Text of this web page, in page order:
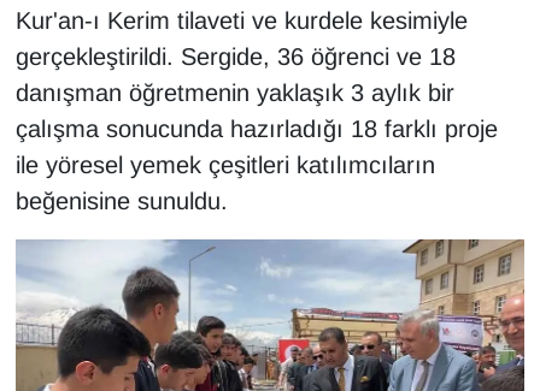
Kur'an-ı Kerim tilaveti ve kurdele kesimiyle
gerçekleştirildi. Sergide, 36 öğrenci ve 18
danışman öğretmenin yaklaşık 3 aylık bir
çalışma sonucunda hazırladığı 18 farklı proje
ile yöresel yemek çeşitleri katılımcıların
beğenisine sunuldu.
İngilizce
Kadın
Kamu Alımları
Kültür & Sanat
KURDÎ